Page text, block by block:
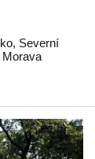
, Severní
Morava